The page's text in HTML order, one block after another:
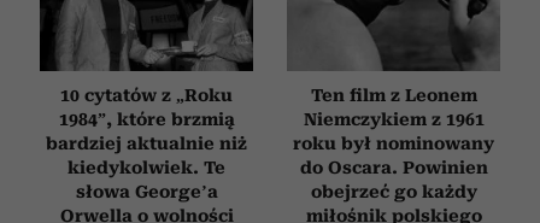
10 cytatów z „Roku
1984”, które brzmią
bardziej aktualnie niż
kiedykolwiek. Te
słowa George’a
Orwella o wolności
Ten film z Leonem
Niemczykiem z 1961
roku był nominowany
do Oscara. Powinien
obejrzeć go każdy
miłośnik polskiego